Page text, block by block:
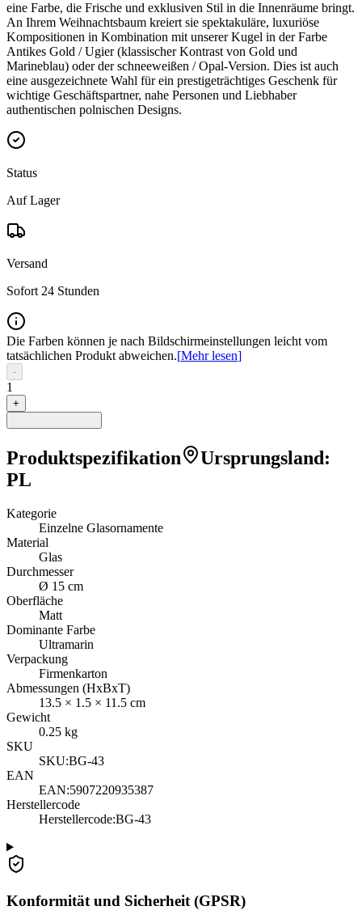
eine Farbe, die Frische und exklusiven Stil in die Innenräume bringt.
An Ihrem Weihnachtsbaum kreiert sie spektakuläre, luxuriöse
Kompositionen in Kombination mit unserer Kugel in der Farbe
Antikes Gold / Ugier (klassischer Kontrast von Gold und
Marineblau) oder der schneeweißen / Opal-Version. Dies ist auch
eine ausgezeichnete Wahl für ein prestigeträchtiges Geschenk für
wichtige Geschäftspartner, nahe Personen und Liebhaber
authentischen polnischen Designs.
Status
Auf Lager
Versand
Sofort 24 Stunden
Die Farben können je nach Bildschirmeinstellungen leicht vom
tatsächlichen Produkt abweichen.[Mehr lesen]
-
1
+
Produktspezifikation Ursprungsland:
PL
Kategorie
Einzelne Glasornamente
Material
Glas
Durchmesser
Ø 15 cm
Oberfläche
Matt
Dominante Farbe
Ultramarin
Verpackung
Firmenkarton
Abmessungen (HxBxT)
13.5 × 1.5 × 11.5 cm
Gewicht
0.25 kg
SKU
SKU:BG-43
EAN
EAN:5907220935387
Herstellercode
Herstellercode:BG-43
Konformität und Sicherheit (GPSR)